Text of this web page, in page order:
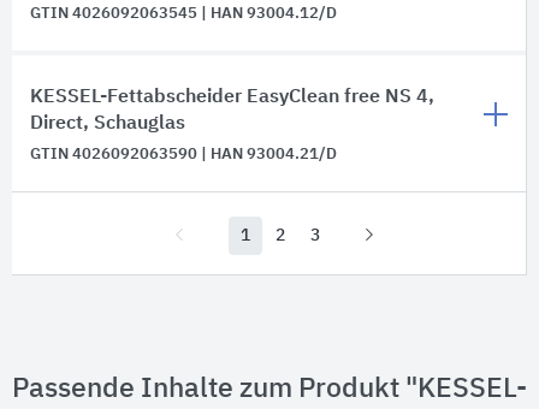
GTIN 4026092063545 | HAN 93004.12/D
KESSEL-Fettabscheider EasyClean free NS 4,
Direct, Schauglas
GTIN 4026092063590 | HAN 93004.21/D
1 2 3
Passende Inhalte zum Produkt "KESSEL-